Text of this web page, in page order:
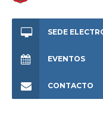
SEDE
EVENTOS
CONTACTO